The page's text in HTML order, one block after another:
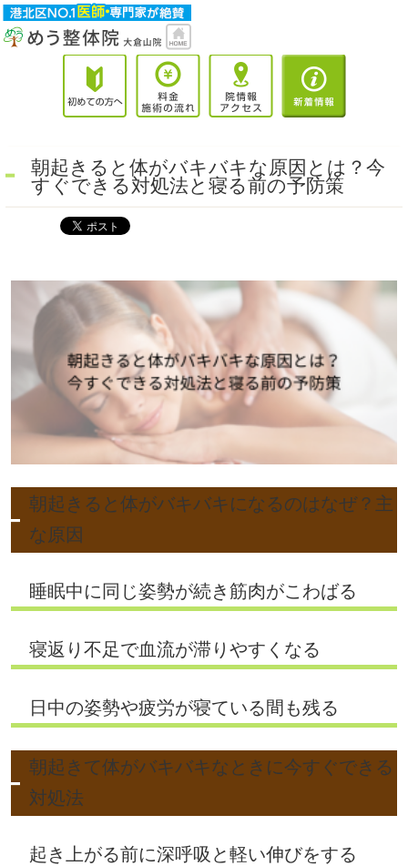
朝起きると体がバキバキな原因とは？今
すぐできる対処法と寝る前の予防策
朝起きると体がバキバキになるのはなぜ？主
な原因
睡眠中に同じ姿勢が続き筋肉がこわばる
寝返り不足で血流が滞りやすくなる
日中の姿勢や疲労が寝ている間も残る
朝起きて体がバキバキなときに今すぐできる
対処法
起き上がる前に深呼吸と軽い伸びをする